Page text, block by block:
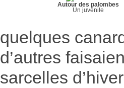
Autour des palombes
Un juvénile
quelques
d’autres
sarcelles